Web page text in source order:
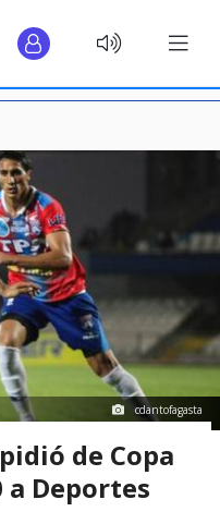
cdantofagasta
de Copa
a Deportes